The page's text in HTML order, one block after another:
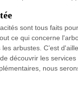
sont tous faits
ce qui concerne
arbustes. C’est
découvrir les
nous